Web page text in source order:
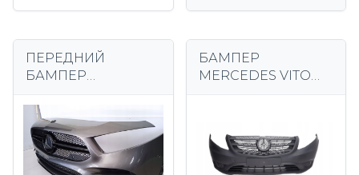
ПЕРЕДНИЙ
БАМПЕР
AMG BLACK
EDITION
ИДЕАЛЬНАЯ
КОМПЛЕКТАЦИЯ
БАМПЕР
MERCEDES VITO